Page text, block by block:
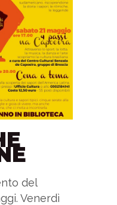
del
Venerdì